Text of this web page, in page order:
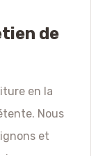
de
en la
Nous
et